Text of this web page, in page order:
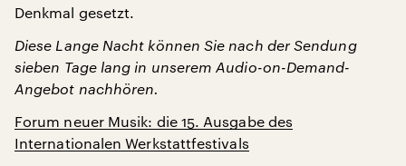
Denkmal gesetzt.
Diese Lange Nacht können Sie nach der Sendung
sieben Tage lang in unserem Audio-on-Demand-
Angebot nachhören.
Forum neuer Musik: die 15. Ausgabe des
Internationalen Werkstattfestivals